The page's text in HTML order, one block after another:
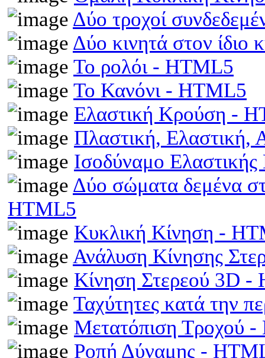
Δύο τροχοί
Δύο κινητά στον
Το ρολόι - HTML5
Το Κανόνι - HTML5
Ελαστική Κρούση -
Πλαστική,
Ισοδύναμο
Δύο σώματα δεμένα
HTML5
Κυκλική Κίνηση -
Ανάλυση Κίνησης
Κίνηση Στερεού 3D -
Ταχύτητες κατά την
Μετατόπιση Τροχού
Ροπή Δύναμης -